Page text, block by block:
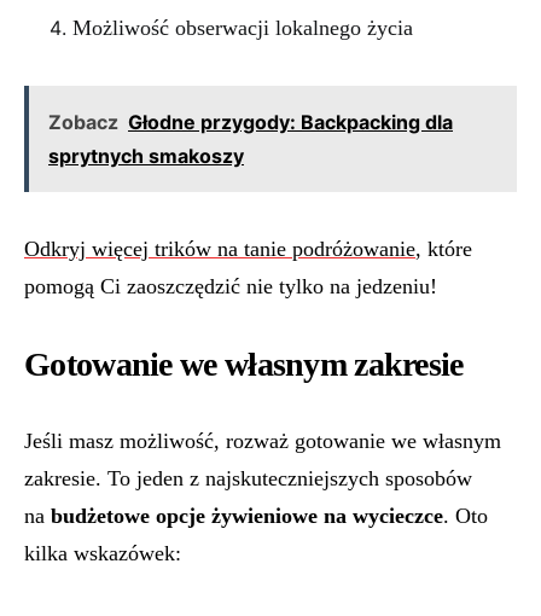
Możliwość obserwacji lokalnego życia
Zobacz Głodne przygody: Backpacking dla
sprytnych smakoszy
Odkryj więcej trików na tanie podróżowanie, które
pomogą Ci zaoszczędzić nie tylko na jedzeniu!
Gotowanie we własnym zakresie
Jeśli masz możliwość, rozważ gotowanie we własnym
zakresie. To jeden z najskuteczniejszych sposobów
na budżetowe opcje żywieniowe na wycieczce. Oto
kilka wskazówek: